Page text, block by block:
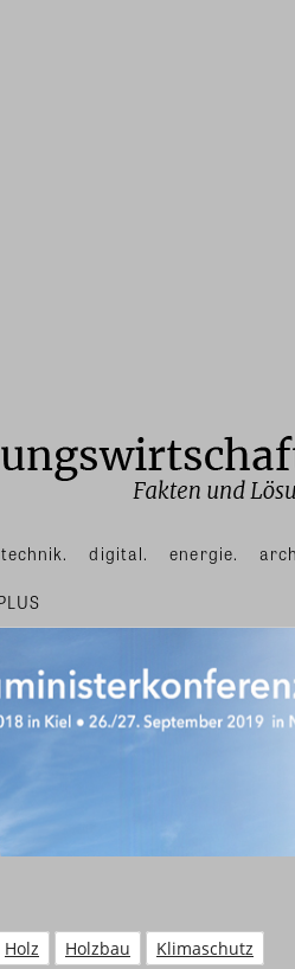
technik. digital. energie.
Holz Holzbau Klimaschutz